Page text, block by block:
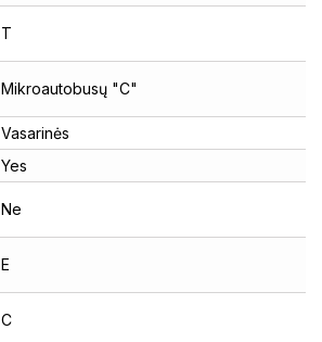
T
Mikroautobusų "C"
Vasarinės
Yes
Ne
E
C